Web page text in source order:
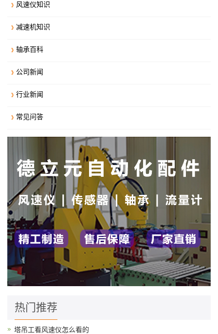
风速仪知识
减速机知识
轴承百科
公司新闻
行业新闻
常见问答
热门推荐
塔吊工看风速仪怎么看的